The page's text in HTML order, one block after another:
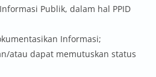
Publik, dalam hal PPID
Informasi;
atau dapat memutuskan status